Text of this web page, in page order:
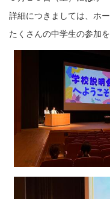
詳細につきましては、ホ
たくさんの中学生の参加